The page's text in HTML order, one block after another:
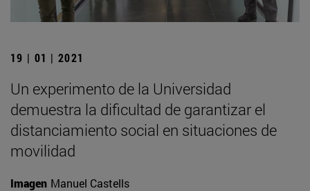
19 | 01 | 2021
Un experimento de la Universidad
demuestra la dificultad de garantizar el
distanciamiento social en situaciones de
movilidad
Imagen Manuel Castells